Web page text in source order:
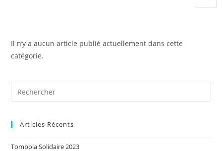
Il n’y a aucun article publié actuellement dans cette
catégorie.
Articles Récents
Tombola Solidaire 2023